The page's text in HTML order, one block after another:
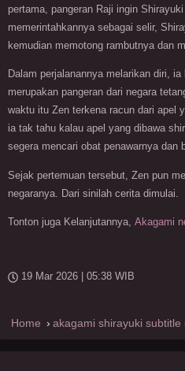
pertama, pangeran Raji ingin
memerintahkannya sebagai selir,
kemudian memotong rambutnya dan
Dalam perjalanannya melarikan diri,
merupakan pangeran dari negara
waktu itu Zen terkena racun dari apel
ia tak tahu kalau apel yang dibawa
segera mencari obat penawarnya dan
Sejak pertemuan tersebut, Zen pun
negaranya. Dari sinilah cerita dimulai.
Tonton juga Kelanjutannya, Akagami
19 Mar 2026 | 05:38 WIB
Home akagami shirayuki subtitle